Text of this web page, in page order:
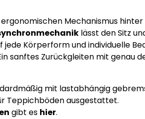
Mechanismus
lässt den Sitz
jede Körperform und individuelle
sanftes Zurückgleiten mit genau
mit lastabhängig
Teppichböden ausgestattet.
gibt es hier.